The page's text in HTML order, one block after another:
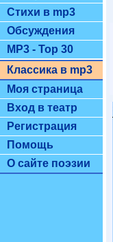
Стихи в mp3
Обсуждения
MP3 - Top 30
Классика в mp3
Моя страница
Вход в театр
Регистрация
Помощь
О сайте поэзии